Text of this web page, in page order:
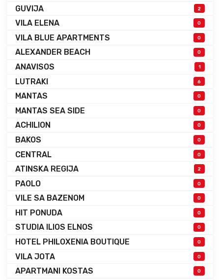
GUVIJA 2
VILA ELENA 0
VILA BLUE APARTMENTS 0
ALEXANDER BEACH 0
ANAVISOS 1
LUTRAKI 6
MANTAS 0
MANTAS SEA SIDE 0
ACHILION 0
BAKOS 0
CENTRAL 0
ATINSKA REGIJA 2
PAOLO 0
VILE SA BAZENOM 0
HIT PONUDA 0
STUDIA ILIOS ELNOS 0
HOTEL PHILOXENIA BOUTIQUE 0
VILA JOTA 0
APARTMANI KOSTAS 0